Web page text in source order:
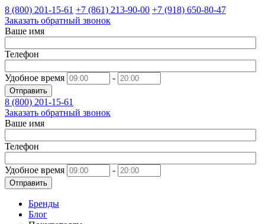
8 (800) 201-15-61 +7 (861) 213-90-00 +7 (918) 650-80-47
Заказать обратный звонок
Ваше имя
Телефон
Удобное время -
Отправить
8 (800) 201-15-61
Заказать обратный звонок
Ваше имя
Телефон
Удобное время -
Отправить
Бренды
Блог